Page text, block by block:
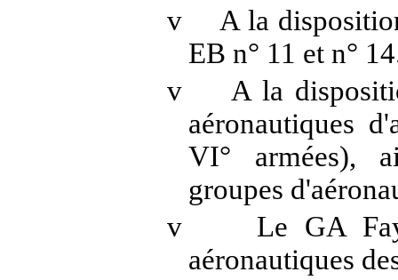
v
A la
EB n° 11 et n°
v
A la
aéronautiques
VI° armées),
groupes
v
Le GA
aéronautiques